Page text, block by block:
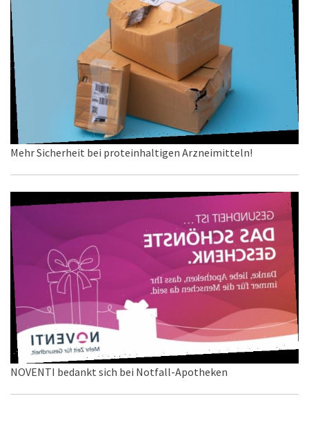
Mehr Sicherheit bei proteinhaltigen Arzneimitteln!
NOVENTI bedankt sich bei Notfall-Apotheken